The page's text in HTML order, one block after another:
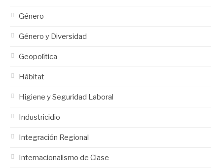
Género
Género y Diversidad
Geopolítica
Hábitat
Higiene y Seguridad Laboral
Industricidio
Integración Regional
Internacionalismo de Clase